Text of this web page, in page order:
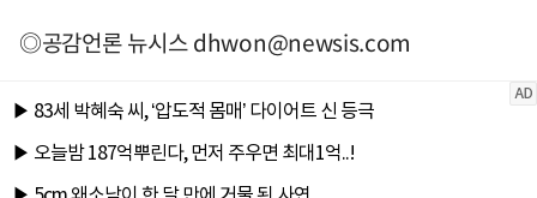
◎공감언론 뉴시스dhwon@newsis.com